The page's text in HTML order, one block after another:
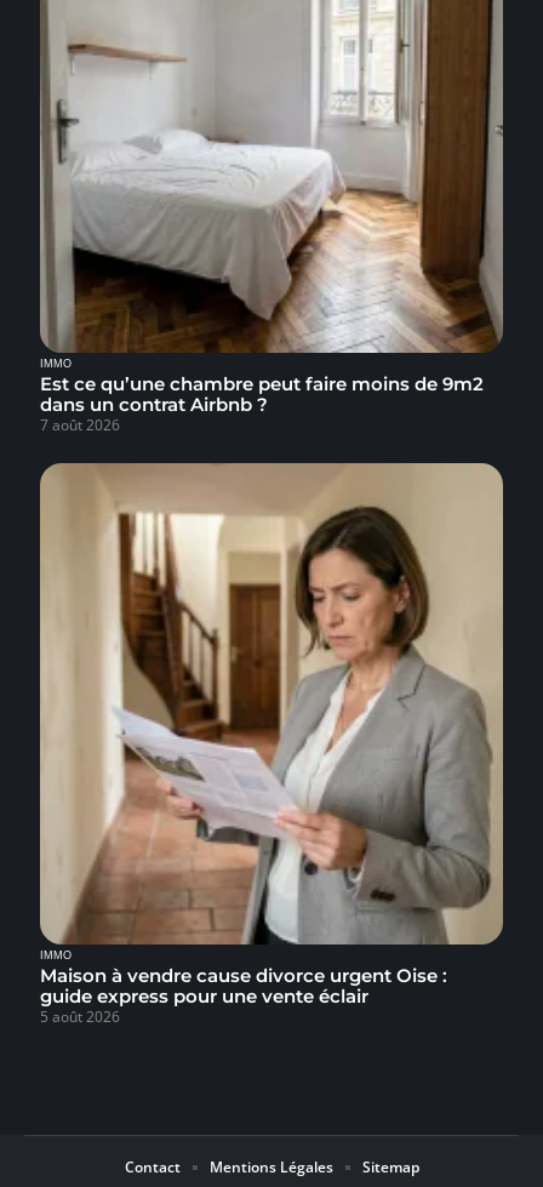
IMMO
Est ce qu’une chambre peut faire moins de 9m2
dans un contrat Airbnb ?
7 août 2026
IMMO
Maison à vendre cause divorce urgent Oise :
guide express pour une vente éclair
5 août 2026
Contact Mentions Légales Sitemap